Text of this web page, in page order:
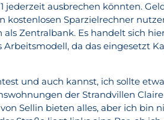
jederzeit ausbrechen könnten.
kostenlosen Sparzielrechner
Zentralbank. Es handelt sich
da das eingesetzt
und auch kannst, ich sollte
der Strandvillen
Sellin bieten alles, aber ich bin